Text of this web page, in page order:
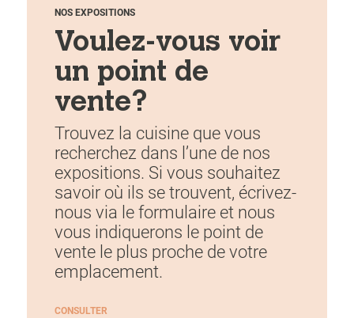
NOS EXPOSITIONS
Voulez-vous voir
un point de
vente?
Trouvez la cuisine que vous
recherchez dans l’une de nos
expositions. Si vous souhaitez
savoir où ils se trouvent, écrivez-
nous via le formulaire et nous
vous indiquerons le point de
vente le plus proche de votre
emplacement.
CONSULTER